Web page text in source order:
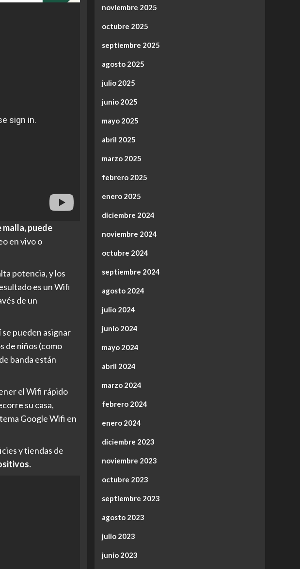
puede
en vivo o
potencia, y los
es un Wifi
de un
se pueden asignar
de niños (como
banda están
el Wifi rápido
su casa,
Google Wifi en
y tiendas de
noviembre 2025
octubre 2025
septiembre 2025
agosto 2025
julio 2025
junio 2025
mayo 2025
abril 2025
marzo 2025
febrero 2025
enero 2025
diciembre 2024
noviembre 2024
octubre 2024
septiembre 2024
agosto 2024
julio 2024
junio 2024
mayo 2024
abril 2024
marzo 2024
febrero 2024
enero 2024
diciembre 2023
noviembre 2023
octubre 2023
septiembre 2023
agosto 2023
julio 2023
junio 2023